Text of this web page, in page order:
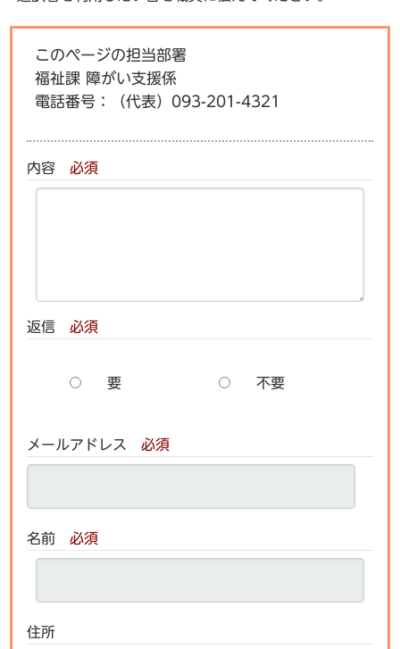
このページの担当部署
福祉課 障がい支援係
電話番号：
（代表）093-201-4321
内容 必須
返信 必須
要 不要
メールアドレス 必須
名前 必須
住所